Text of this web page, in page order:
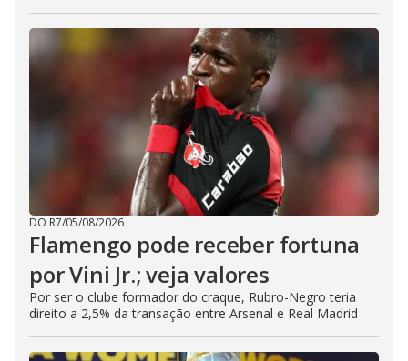
DO R7/05/08/2026
Flamengo pode receber fortuna
por Vini Jr.; veja valores
Por ser o clube formador do craque, Rubro-Negro teria
direito a 2,5% da transação entre Arsenal e Real Madrid